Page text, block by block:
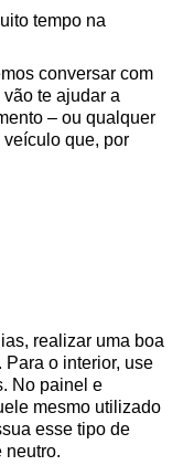
tempo na
conversar com
te ajudar a
– ou qualquer
que, por
realizar uma boa
Para o interior, use
No painel e
mesmo utilizado
esse tipo de
neutro.